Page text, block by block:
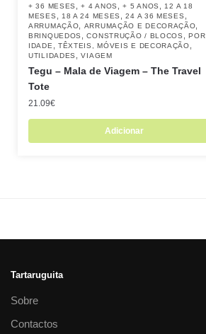
+ 36 MESES ,+ 4 ANOS ,+ 5 ANOS
12 A 18
MESES
18 A 24 MESES ,24 A 36 MESES
ARRUMAÇÃO ARRUMAÇÃO E DECORAÇÃO
BRINQUEDOS ,CONSTRUÇÃO / BLOCOS ,POR
IDADE
TÊXTEIS, MÓVEIS E DECORAÇÃO
UTILIDADES ,VIAGEM
Tegu – Mala de Viagem – The Travel
Tote
21.09€
Adicionar
Tartaruguita
Sobre
Contactos